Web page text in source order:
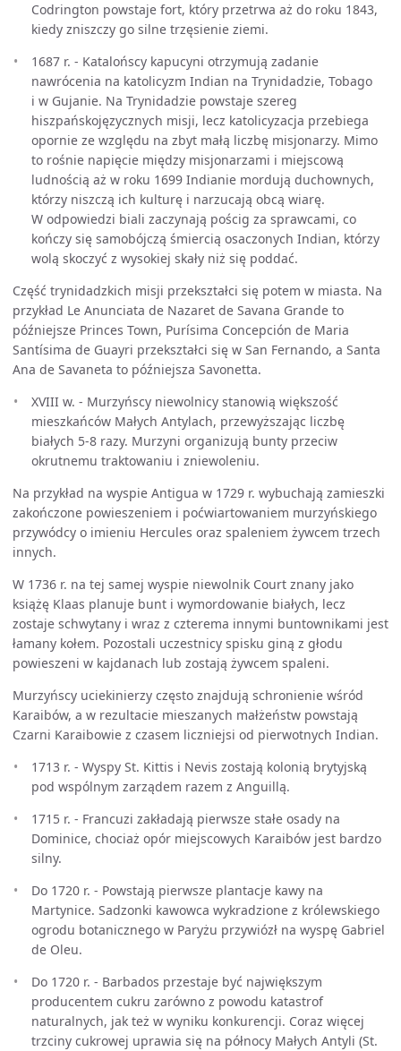
Codrington powstaje fort, który przetrwa aż do roku 1843,
kiedy zniszczy go silne trzęsienie ziemi.
1687 r. - Katalońscy kapucyni otrzymują zadanie
nawrócenia na katolicyzm Indian na Trynidadzie, Tobago
i w Gujanie. Na Trynidadzie powstaje szereg
hiszpańskojęzycznych misji, lecz katolicyzacja przebiega
opornie ze względu na zbyt małą liczbę misjonarzy. Mimo
to rośnie napięcie między misjonarzami i miejscową
ludnością aż w roku 1699 Indianie mordują duchownych,
którzy niszczą ich kulturę i narzucają obcą wiarę.
W odpowiedzi biali zaczynają pościg za sprawcami, co
kończy się samobójczą śmiercią osaczonych Indian, którzy
wolą skoczyć z wysokiej skały niż się poddać.
Część trynidadzkich misji przekształci się potem w miasta. Na
przykład Le Anunciata de Nazaret de Savana Grande to
późniejsze Princes Town, Purísima Concepción de Maria
Santísima de Guayri przekształci się w San Fernando, a Santa
Ana de Savaneta to późniejsza Savonetta.
XVIII w. - Murzyńscy niewolnicy stanowią większość
mieszkańców Małych Antylach, przewyższając liczbę
białych 5-8 razy. Murzyni organizują bunty przeciw
okrutnemu traktowaniu i zniewoleniu.
Na przykład na wyspie Antigua w 1729 r. wybuchają zamieszki
zakończone powieszeniem i poćwiartowaniem murzyńskiego
przywódcy o imieniu Hercules oraz spaleniem żywcem trzech
innych.
W 1736 r. na tej samej wyspie niewolnik Court znany jako
książę Klaas planuje bunt i wymordowanie białych, lecz
zostaje schwytany i wraz z czterema innymi buntownikami jest
łamany kołem. Pozostali uczestnicy spisku giną z głodu
powieszeni w kajdanach lub zostają żywcem spaleni.
Murzyńscy uciekinierzy często znajdują schronienie wśród
Karaibów, a w rezultacie mieszanych małżeństw powstają
Czarni Karaibowie z czasem liczniejsi od pierwotnych Indian.
1713 r. - Wyspy St. Kittis i Nevis zostają kolonią brytyjską
pod wspólnym zarządem razem z Anguillą.
1715 r. - Francuzi zakładają pierwsze stałe osady na
Dominice, chociaż opór miejscowych Karaibów jest bardzo
silny.
Do 1720 r. - Powstają pierwsze plantacje kawy na
Martynice. Sadzonki kawowca wykradzione z królewskiego
ogrodu botanicznego w Paryżu przywiózł na wyspę Gabriel
de Oleu.
Do 1720 r. - Barbados przestaje być największym
producentem cukru zarówno z powodu katastrof
naturalnych, jak też w wyniku konkurencji. Coraz więcej
trzciny cukrowej uprawia się na północy Małych Antyli (St.